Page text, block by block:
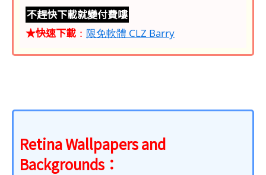
不趕快下載就變付費嘍
★快速下載 ： 限免軟體 CLZ Barry
Retina Wallpapers and
Backgrounds：